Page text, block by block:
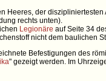
Heeres, der diszipliniertesten
rechts unten).
Legionäre auf Seite 34
nicht dem baulichen
Befestigungen des
" gezeigt werden. Im